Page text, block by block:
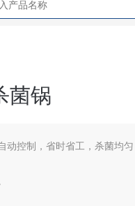
菌锅
控制，省时省工，杀菌均匀